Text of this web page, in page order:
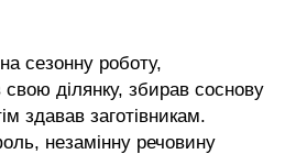
сезонну роботу,
ділянку, збирав соснову
здавав заготівникам.
незамінну речовину